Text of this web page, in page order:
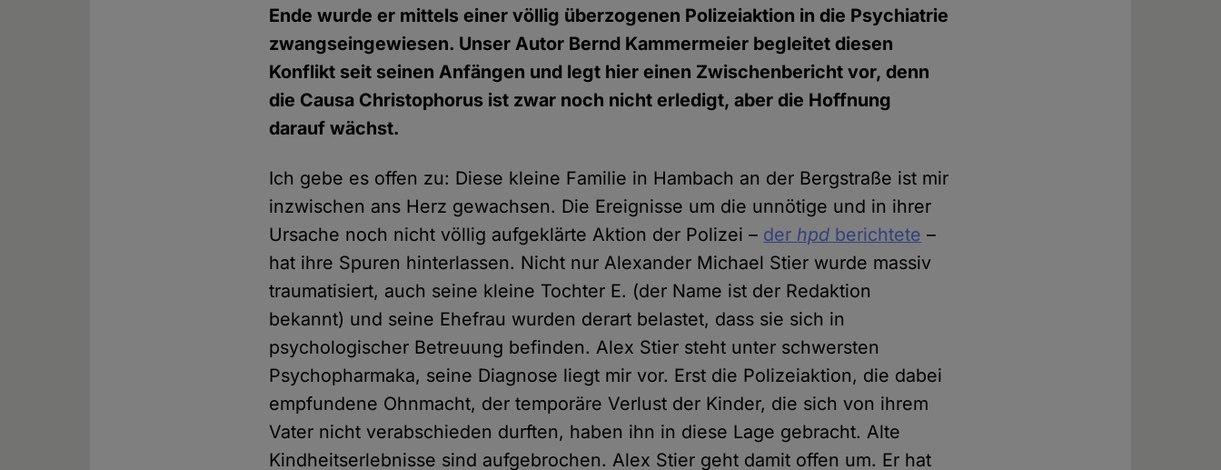
Ende wurde er mittels einer völlig überzogenen Polizeiaktion in die Psychiatrie
zwangseingewiesen. Unser Autor Bernd Kammermeier begleitet diesen
Konflikt seit seinen Anfängen und legt hier einen Zwischenbericht vor, denn
die Causa Christophorus ist zwar noch nicht erledigt, aber die Hoffnung
darauf wächst.
Ich gebe es offen zu: Diese kleine Familie in Hambach an der Bergstraße ist mir
inzwischen ans Herz gewachsen. Die Ereignisse um die unnötige und in ihrer
Ursache noch nicht völlig aufgeklärte Aktion der Polizei – der hpd berichtete –
hat ihre Spuren hinterlassen. Nicht nur Alexander Michael Stier wurde massiv
traumatisiert, auch seine kleine Tochter E. (der Name ist der Redaktion
bekannt) und seine Ehefrau wurden derart belastet, dass sie sich in
psychologischer Betreuung befinden. Alex Stier steht unter schwersten
Psychopharmaka, seine Diagnose liegt mir vor. Erst die Polizeiaktion, die dabei
empfundene Ohnmacht, der temporäre Verlust der Kinder, die sich von ihrem
Vater nicht verabschieden durften, haben ihn in diese Lage gebracht. Alte
Kindheitserlebnisse sind aufgebrochen. Alex Stier geht damit offen um. Er hat